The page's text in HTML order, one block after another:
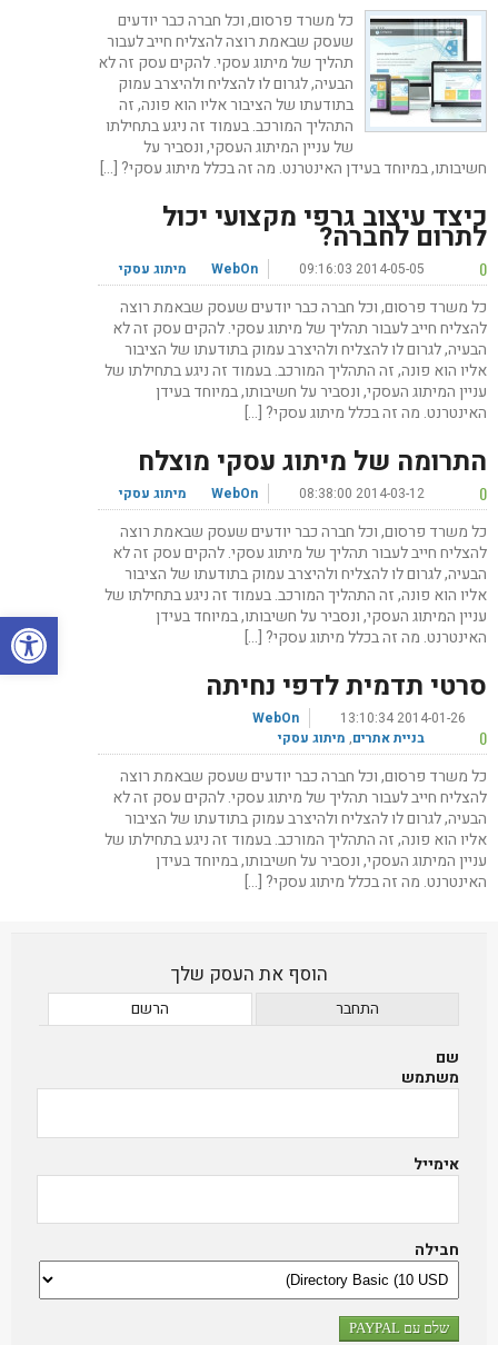
פתח
כל משרד פרסום, וכל חברה כבר יודעים
שעסק שבאמת רוצה להצליח חייב לעבור
תהליך של מיתוג עסקי. להקים עסק זה לא
הבעיה, לגרום לו להצליח ולהיצרב עמוק
בתודעתו של הציבור אליו הוא פונה, זה
התהליך המורכב. בעמוד זה ניגע בתחילתו
של עניין המיתוג העסקי, ונסביר על
חשיבותו, במיוחד בעידן האינטרנט. מה זה בכלל מיתוג עסקי? […]
כיצד עיצוב גרפי מקצועי יכול
לתרום לחברה?
2014-05-05 09:16:03
WebOn מיתוג עסקי
0
כל משרד פרסום, וכל חברה כבר יודעים שעסק שבאמת רוצה
להצליח חייב לעבור תהליך של מיתוג עסקי. להקים עסק זה לא
הבעיה, לגרום לו להצליח ולהיצרב עמוק בתודעתו של הציבור
אליו הוא פונה, זה התהליך המורכב. בעמוד זה ניגע בתחילתו של
עניין המיתוג העסקי, ונסביר על חשיבותו, במיוחד בעידן
האינטרנט. מה זה בכלל מיתוג עסקי? […]
התרומה של מיתוג עסקי מוצלח
2014-03-12 08:38:00
WebOn מיתוג עסקי
0
כל משרד פרסום, וכל חברה כבר יודעים שעסק שבאמת רוצה
להצליח חייב לעבור תהליך של מיתוג עסקי. להקים עסק זה לא
הבעיה, לגרום לו להצליח ולהיצרב עמוק בתודעתו של הציבור
אליו הוא פונה, זה התהליך המורכב. בעמוד זה ניגע בתחילתו של
עניין המיתוג העסקי, ונסביר על חשיבותו, במיוחד בעידן
האינטרנט. מה זה בכלל מיתוג עסקי? […]
סרטי תדמית לדפי נחיתה
2014-01-26 13:10:34
WebOn
בניית אתרים, מיתוג עסקי
0
כל משרד פרסום, וכל חברה כבר יודעים שעסק שבאמת רוצה
להצליח חייב לעבור תהליך של מיתוג עסקי. להקים עסק זה לא
הבעיה, לגרום לו להצליח ולהיצרב עמוק בתודעתו של הציבור
אליו הוא פונה, זה התהליך המורכב. בעמוד זה ניגע בתחילתו של
עניין המיתוג העסקי, ונסביר על חשיבותו, במיוחד בעידן
האינטרנט. מה זה בכלל מיתוג עסקי? […]
הוסף את העסק שלך
התחבר הרשם
שם
משתמש
אימייל
חבילה